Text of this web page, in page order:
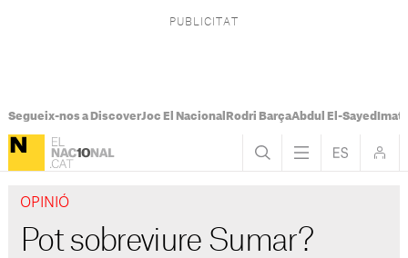
Segueix-nos a DiscoverJoc El Nacional Rodri BarçaAbdul El-Sayed
OPINIÓ
Pot sobreviure Sumar?